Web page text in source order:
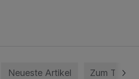
Neueste Artikel Zum Thema